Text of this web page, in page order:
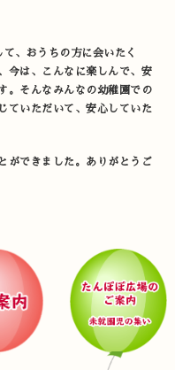
、おうちの方に会いたく
今は、こんなに楽しんで、安
。そんなみんなの幼稚園での
ていただいて、安心していた
ができました。ありがとうご